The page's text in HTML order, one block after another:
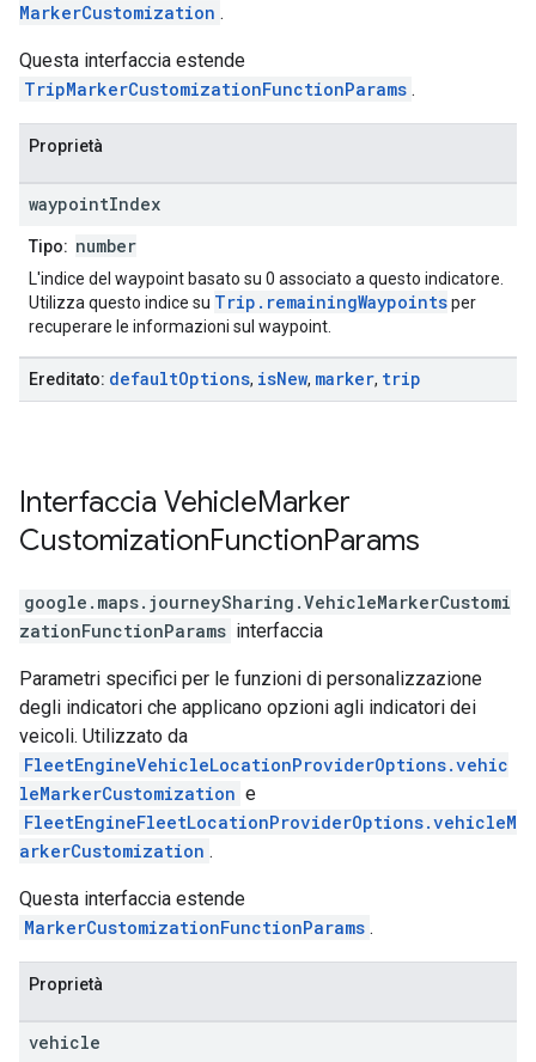
MarkerCustomization .
Questa interfaccia estende
TripMarkerCustomizationFunctionParams .
Proprietà
waypointIndex
Tipo: number
L'indice del waypoint basato su 0 associato a questo indicatore.
Utilizza questo indice su Trip.remainingWaypointsper
recuperare le informazioni sul waypoint.
Ereditato: defaultOptions, isNew, marker, trip
Interfaccia VehicleMarker
CustomizationFunctionParams
google.maps.journeySharing .VehicleMarkerCustomi
zationFunctionParams interfaccia
Parametri specifici per le funzioni di personalizzazione
degli indicatori che applicano opzioni agli indicatori dei
veicoli. Utilizzato da
FleetEngineVehicleLocationProviderOptions.vehic
leMarkerCustomization e
FleetEngineFleetLocationProviderOptions.vehicleM
arkerCustomization .
Questa interfaccia estende
MarkerCustomizationFunctionParams .
Proprietà
vehicle